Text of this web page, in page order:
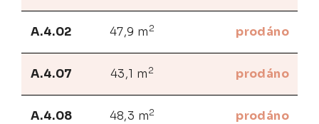
A.4.02 47,9 m 2 prodáno
A.4.07 43,1 m 2 prodáno
A.4.08 48,3 m2 prodáno